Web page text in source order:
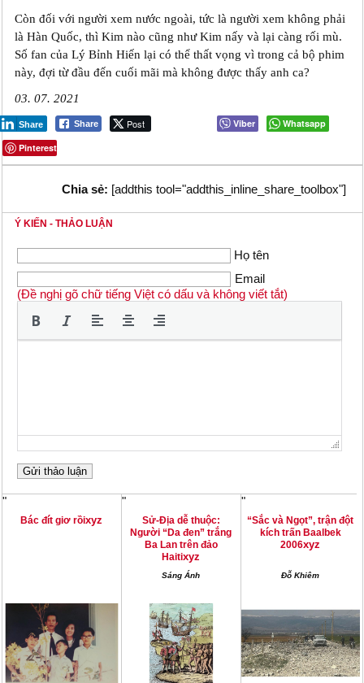
Còn đối với người xem nước ngoài, tức là người xem không phải
là Hàn Quốc, thì Kim nào cũng như Kim nấy và lại càng rối mù.
Số fan của Lý Bỉnh Hiến lại có thể thất vọng vì trong cả bộ phim
này, đợi từ đầu đến cuối mãi mà không được thấy anh ca?
03. 07. 2021
Share Post
Share Viber
Whatsapp
Pinterest
Chia sẻ: [addthis tool="addthis_inline_share_toolbox"]
Ý KIẾN - THẢO LUẬN
Họ tên
Email
(Đề nghị gõ chữ tiếng Việt có dấu và không viết tắt)
"
Bác đít giơ rồixyz
"
Sử-Địa dễ thuộc:
Người “Da đen” trắng
Ba Lan trên đảo
Haitixyz
Sáng Ánh
"
“Sắc và Ngọt”, trận đột
kích trấn Baalbek
2006xyz
Đỗ Khiêm